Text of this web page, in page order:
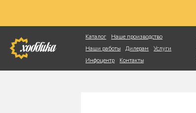
Каталог
Наше производство
Наши работы
Дилерам
Услуги
Инфоцентр
Контакты
Фотопоиск